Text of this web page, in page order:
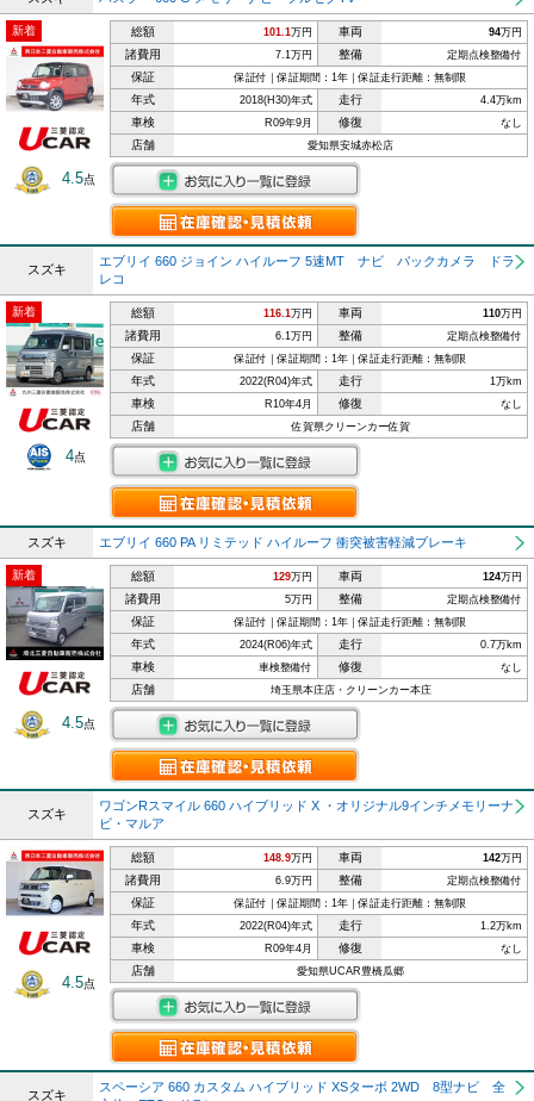
新着
4.5点
総額 101.1万円 車両 94万円
諸費用 7.1万円 整備 定期点検整備付
保証 保証付｜保証期間：1年｜保証走行距離：無制限
年式 2018(H30)年式 走行 4.4万km
車検 R09年9月 修復 なし
店舗 愛知県安城赤松店
スズキ
エブリイ 660 ジョイン ハイルーフ 5速MT ナビ バックカメラ ドラ
レコ
新着
4点
総額 116.1万円 車両 110万円
諸費用 6.1万円 整備 定期点検整備付
保証 保証付｜保証期間：1年｜保証走行距離：無制限
年式 2022(R04)年式 走行 1万km
車検 R10年4月 修復 なし
店舗 佐賀県クリーンカー佐賀
スズキ エブリイ 660 PA リミテッド ハイルーフ 衝突被害軽減ブレーキ
新着
4.5点
総額 129万円 車両 124万円
諸費用 5万円 整備 定期点検整備付
保証 保証付｜保証期間：1年｜保証走行距離：無制限
年式 2024(R06)年式 走行 0.7万km
車検 車検整備付 修復 なし
店舗 埼玉県本庄店・クリーンカー本庄
スズキ
ワゴンRスマイル 660 ハイブリッド X ・オリジナル9インチメモリーナ
ビ・マルア
4.5点
総額 148.9万円 車両 142万円
諸費用 6.9万円 整備 定期点検整備付
保証 保証付｜保証期間：1年｜保証走行距離：無制限
年式 2022(R04)年式 走行 1.2万km
車検 R09年4月 修復 なし
店舗 愛知県UCAR豊橋瓜郷
スズキ
スペーシア 660 カスタム ハイブリッド XSターボ 2WD 8型ナビ 全